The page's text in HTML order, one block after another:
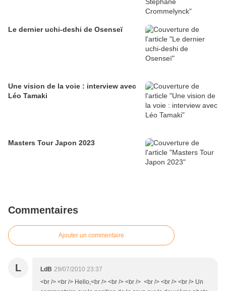
Le dernier uchi-deshi de Osenseï
Une vision de la voie : interview avec
Léo Tamaki
Masters Tour Japon 2023
Commentaires
Ajouter un commentaire
L LdB 29/07/2010 23:37
<br /> <br /> Hello,<br /> <br /> <br /> <br /> <br /> <br /> Un